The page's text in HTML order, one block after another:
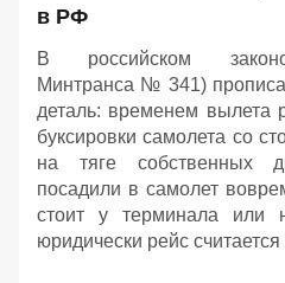
в РФ
В российском
Минтранса № 341)
деталь: временем вылета
буксировки самолета со
на тяге собственных
посадили в самолет
стоит у терминала или
юридически рейс